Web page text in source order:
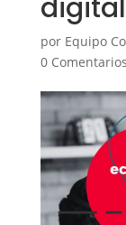
por Equipo
0 Comentarios